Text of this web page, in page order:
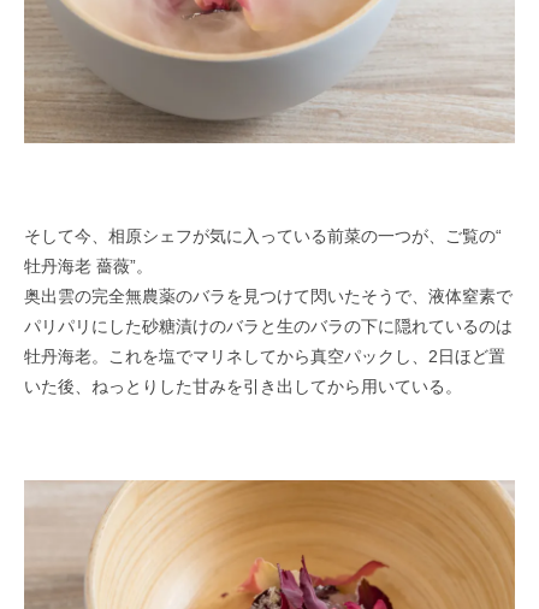
そして今、相原シェフが気に入っている前菜の一つが、ご覧の“
牡丹海老 薔薇”。
奥出雲の完全無農薬のバラを見つけて閃いたそうで、液体窒素で
パリパリにした砂糖漬けのバラと生のバラの下に隠れているのは
牡丹海老。 これを塩でマリネしてから真空パックし、2日ほど置
いた後、 ねっとりした甘みを引き出してから用いている。